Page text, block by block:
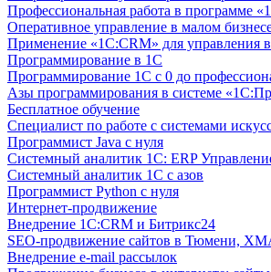
Профессиональная работа в программе
Оперативное управление в малом
Применение «1С:CRM» для управления
Программирование в 1С
Программирование 1С с 0 до
Азы программирования в системе
Бесплатное обучение
Специалист по работе с системами
Программист Java с нуля
Системный аналитик 1С: ERP
Системный аналитик 1С с азов
Программист Python с нуля
Интернет-продвижение
Внедрение 1C:CRM и Битрикс24
SEO-продвижение сайтов в Тюмени,
Внедрение e-mail рассылок